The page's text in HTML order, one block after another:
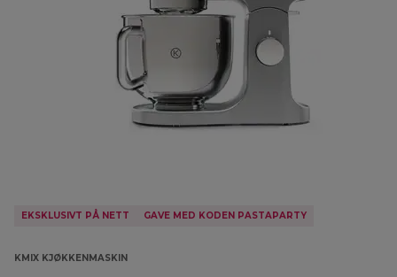
EKSKLUSIVT PÅ NETT GAVE MED KODEN PASTAPARTY
KMIX KJØKKENMASKIN